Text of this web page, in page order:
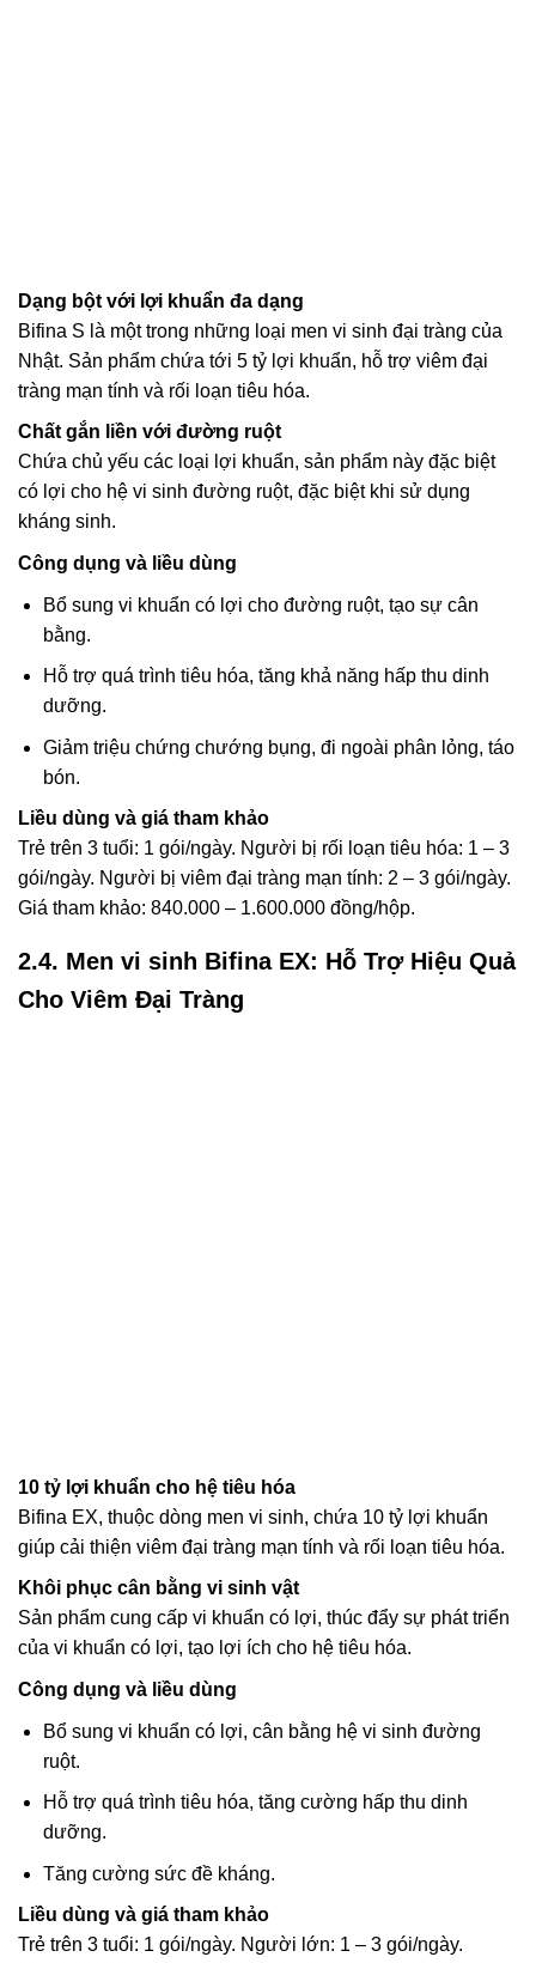
Dạng bột với lợi khuẩn đa dạng
Bifina S là một trong những loại men vi sinh đại tràng của
Nhật. Sản phẩm chứa tới 5 tỷ lợi khuẩn, hỗ trợ viêm đại
tràng mạn tính và rối loạn tiêu hóa.
Chất gắn liền với đường ruột
Chứa chủ yếu các loại lợi khuẩn, sản phẩm này đặc biệt
có lợi cho hệ vi sinh đường ruột, đặc biệt khi sử dụng
kháng sinh.
Công dụng và liều dùng
Bổ sung vi khuẩn có lợi cho đường ruột, tạo sự cân
bằng.
Hỗ trợ quá trình tiêu hóa, tăng khả năng hấp thu dinh
dưỡng.
Giảm triệu chứng chướng bụng, đi ngoài phân lỏng, táo
bón.
Liều dùng và giá tham khảo
Trẻ trên 3 tuổi: 1 gói/ngày. Người bị rối loạn tiêu hóa: 1 – 3
gói/ngày. Người bị viêm đại tràng mạn tính: 2 – 3 gói/ngày.
Giá tham khảo: 840.000 – 1.600.000 đồng/hộp.
2.4. Men vi sinh Bifina EX: Hỗ Trợ Hiệu Quả
Cho Viêm Đại Tràng
10 tỷ lợi khuẩn cho hệ tiêu hóa
Bifina EX, thuộc dòng men vi sinh, chứa 10 tỷ lợi khuẩn
giúp cải thiện viêm đại tràng mạn tính và rối loạn tiêu hóa.
Khôi phục cân bằng vi sinh vật
Sản phẩm cung cấp vi khuẩn có lợi, thúc đẩy sự phát triển
của vi khuẩn có lợi, tạo lợi ích cho hệ tiêu hóa.
Công dụng và liều dùng
Bổ sung vi khuẩn có lợi, cân bằng hệ vi sinh đường
ruột.
Hỗ trợ quá trình tiêu hóa, tăng cường hấp thu dinh
dưỡng.
Tăng cường sức đề kháng.
Liều dùng và giá tham khảo
Trẻ trên 3 tuổi: 1 gói/ngày. Người lớn: 1 – 3 gói/ngày.